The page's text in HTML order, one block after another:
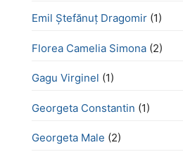
Emil Ștefănuț Dragomir (1)
Florea Camelia Simona (2)
Gagu Virginel (1)
Georgeta Constantin (1)
Georgeta Male (2)